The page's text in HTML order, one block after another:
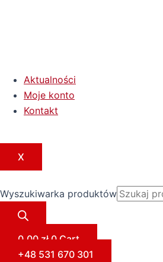
Aktualności
Moje konto
Kontakt
X
Wyszukiwarka produktów
0,00 zł 0 Cart
+48 531 670 301